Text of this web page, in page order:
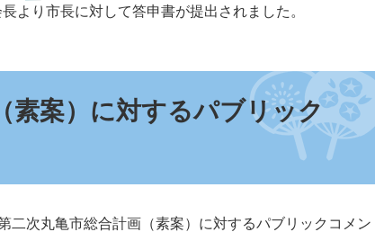
より市長に対して答申書が提出されました。
素案）に対するパブリック
次丸亀市総合計画（素案）に対するパブリックコメン